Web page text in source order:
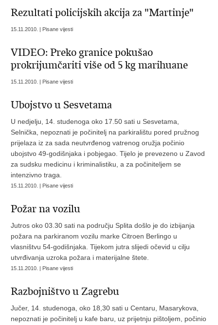
Rezultati policijskih akcija za "Martinje"
15.11.2010. | Pisane vijesti
VIDEO: Preko granice pokušao
prokrijumčariti više od 5 kg marihuane
15.11.2010. | Pisane vijesti
Ubojstvo u Sesvetama
U nedjelju, 14. studenoga oko 17.50 sati u Sesvetama,
Selnička, nepoznati je počinitelj na parkiralištu pored pružnog
prijelaza iz za sada neutvrđenog vatrenog oružja počinio
ubojstvo 49-godišnjaka i pobjegao. Tijelo je prevezeno u Zavod
za sudsku medicinu i kriminalistiku, a za počiniteljem se
intenzivno traga.
15.11.2010. | Pisane vijesti
Požar na vozilu
Jutros oko 03.30 sati na području Splita došlo je do izbijanja
požara na parkiranom vozilu marke Citroen Berlingo u
vlasništvu 54-godišnjaka. Tijekom jutra slijedi očevid u cilju
utvrđivanja uzroka požara i materijalne štete.
15.11.2010. | Pisane vijesti
Razbojništvo u Zagrebu
Jučer, 14. studenoga, oko 18,30 sati u Centaru, Masarykova,
nepoznati je počinitelj u kafe baru, uz prijetnju pištoljem, počinio